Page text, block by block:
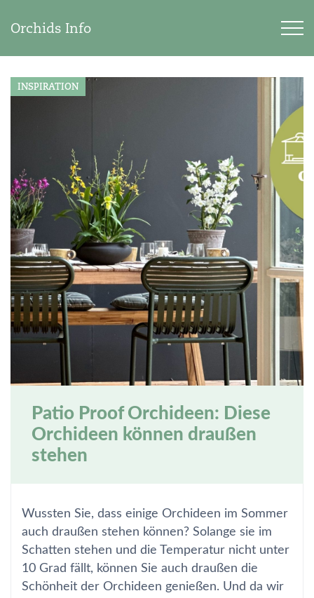
Orchids Info
INSPIRATION
Patio Proof Orchideen: Diese
Orchideen können draußen
stehen
Wussten Sie, dass einige Orchideen im Sommer
auch draußen stehen können? Solange sie im
Schatten stehen und die Temperatur nicht unter
10 Grad fällt, können Sie auch draußen die
Schönheit der Orchideen genießen. Und da wir